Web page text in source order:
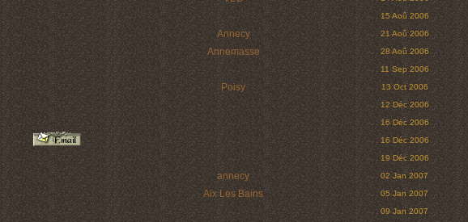
15 Aoû 2006
Annecy
21 Aoû 2006
Annemasse
28 Aoû 2006
11 Sep 2006
Poisy
13 Oct 2006
12 Déc 2006
16 Déc 2006
16 Déc 2006
19 Déc 2006
annecy
02 Jan 2007
Aix Les Bains
05 Jan 2007
09 Jan 2007